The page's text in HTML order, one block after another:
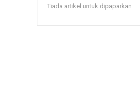
Tiada artikel untuk dipaparkan